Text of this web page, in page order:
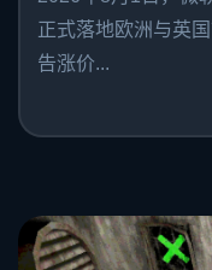
正式落地欧洲与英
告涨价...